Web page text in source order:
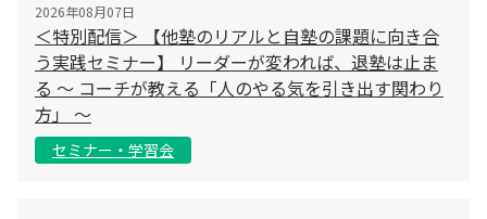
2026年08月07日
＜特別配信＞ 【他塾のリアルと自塾の課題に向き合
う実践セミナー】 リーダーが変われば、退塾は止ま
る 〜 コーチが教える「人のやる気を引き出す関わり
方」 〜
セミナー・学習会